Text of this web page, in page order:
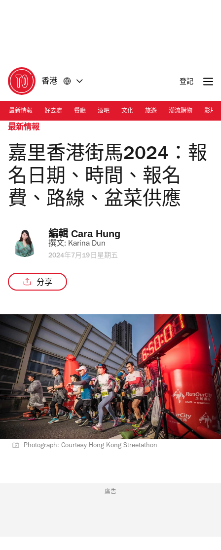
香港 登記
最新情報 好去處 餐廳 酒吧 文化 旅遊 潮流購物 影片
最新情報
嘉里香港街馬2024：報
名日期、時間、報名
費、路線、盆菜供應
編輯 Cara Hung
撰文: Karina Dun
2024年7月19日星期五
分享
Photograph: Courtesy Hong Kong Streetathon
廣告